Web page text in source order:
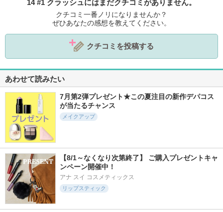
14 #1 クラッシュにはまだクチコミがありません。
クチコミ一番ノリになりませんか？
ぜひあなたの感想を教えてください。
クチコミを投稿する
あわせて読みたい
7月第2弾プレゼント★この夏注目の新作デパコス
が当たるチャンス
メイクアップ
【8/1～なくなり次第終了】 ご購入プレゼントキャ
ンペーン開催中！
アナ スイ コスメティックス
リップスティック